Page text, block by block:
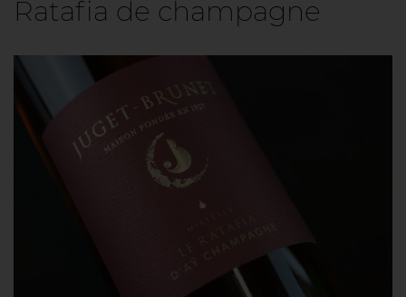
Ratafia de champagne